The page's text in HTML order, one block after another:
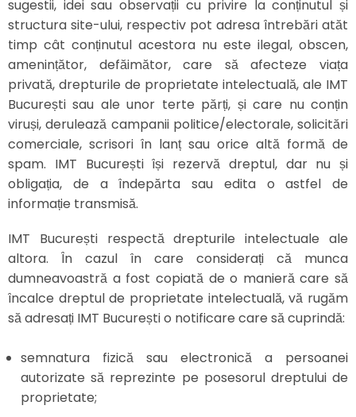
sugestii, idei sau observații cu privire la conținutul și
structura site-ului, respectiv pot adresa întrebări atăt
timp cât conținutul acestora nu este ilegal, obscen,
amenințător, defăimător, care să afecteze viața
privată, drepturile de proprietate intelectuală, ale IMT
București sau ale unor terte părți, și care nu conțin
viruși, derulează campanii politice/electorale, solicitări
comerciale, scrisori în lanț sau orice altă formă de
spam. IMT București își rezervă dreptul, dar nu și
obligația, de a îndepărta sau edita o astfel de
informație transmisă.
IMT București respectă drepturile intelectuale ale
altora. În cazul în care considerați că munca
dumneavoastră a fost copiată de o manieră care să
încalce dreptul de proprietate intelectuală, vă rugăm
să adresați IMT București o notificare care să cuprindă:
semnatura fizică sau electronică a persoanei
autorizate să reprezinte pe posesorul dreptului de
proprietate;